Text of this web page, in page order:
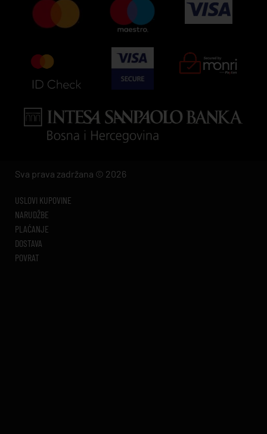
Sva prava zadržana © 2026
USLOVI KUPOVINE
NARUDŽBE
PLAĆANJE
DOSTAVA
POVRAT